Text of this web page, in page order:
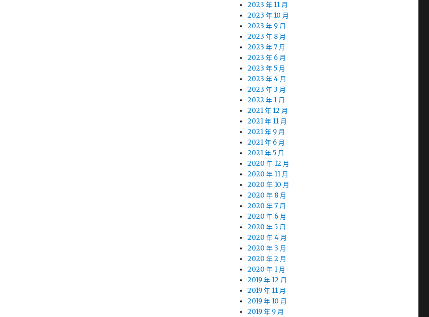
2023 年 11 月
2023 年 10 月
2023 年 9 月
2023 年 8 月
2023 年 7 月
2023 年 6 月
2023 年 5 月
2023 年 4 月
2023 年 3 月
2022 年 1 月
2021 年 12 月
2021 年 11 月
2021 年 9 月
2021 年 6 月
2021 年 5 月
2020 年 12 月
2020 年 11 月
2020 年 10 月
2020 年 8 月
2020 年 7 月
2020 年 6 月
2020 年 5 月
2020 年 4 月
2020 年 3 月
2020 年 2 月
2020 年 1 月
2019 年 12 月
2019 年 11 月
2019 年 10 月
2019 年 9 月